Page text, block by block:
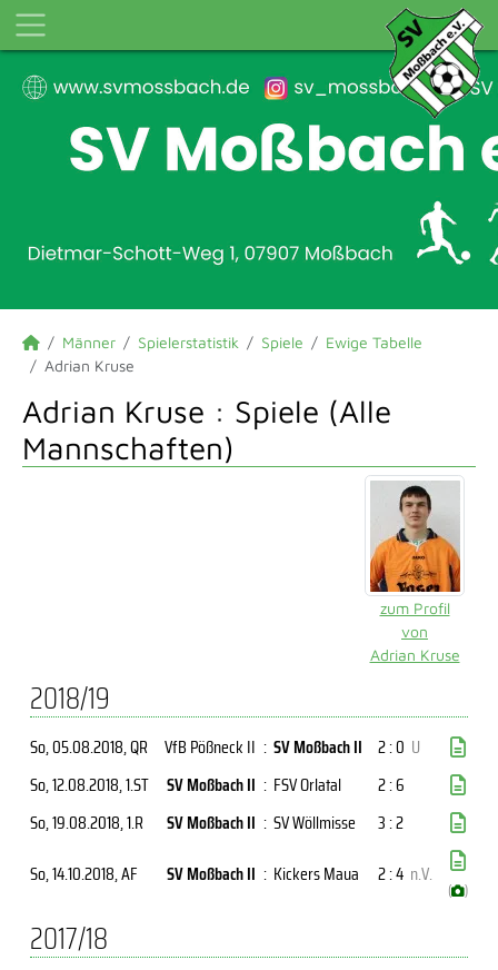
Männer Spielerstatistik Spiele
Ewige Tabelle
Adrian Kruse
Adrian Kruse : Spiele (Alle
Mannschaften)
zum Profil
von
Adrian Kruse
2018/19
So, 05.08.2018, QR VfB Pößneck II : SV Moßbach II 2 : 0 U
So, 12.08.2018, 1.ST SV Moßbach II : FSV Orlatal
2 : 6
So, 19.08.2018, 1.R SV Moßbach II : SV Wöllmisse
3 : 2
So, 14.10.2018, AF SV Moßbach II : Kickers Maua 2 : 4 n.V.
( )
2017/18